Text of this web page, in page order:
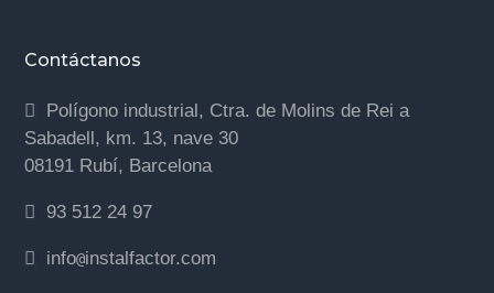
Contáctanos
Polígono industrial, Ctra. de Molins de Rei a
Sabadell, km. 13, nave 30
08191 Rubí, Barcelona
93 512 24 97
info@instalfactor.com